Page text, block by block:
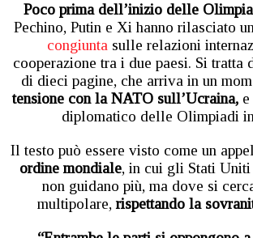
Poco prima dell’inizio delle
Pechino, Putin e Xi hanno rilasciato
congiunta sulle relazioni
cooperazione tra i due paesi. Si tratta
di dieci pagine, che arriva in un
tensione con la NATO sull’Ucraina,
diplomatico delle Olimpiadi
Il testo può essere visto come un
ordine mondiale, in cui gli Stati
non guidano più, ma dove si
multipolare, rispettando la